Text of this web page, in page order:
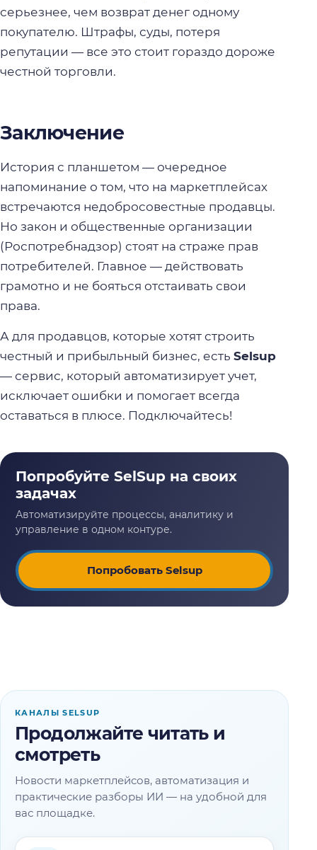
серьезнее, чем возврат денег одному
покупателю. Штрафы, суды, потеря
репутации — все это стоит гораздо дороже
честной торговли.
Заключение
История с планшетом — очередное
напоминание о том, что на маркетплейсах
встречаются недобросовестные продавцы.
Но закон и общественные организации
(Роспотребнадзор) стоят на страже прав
потребителей. Главное — действовать
грамотно и не бояться отстаивать свои
права.
А для продавцов, которые хотят строить
честный и прибыльный бизнес, есть Selsup
— сервис, который автоматизирует учет,
исключает ошибки и помогает всегда
оставаться в плюсе. Подключайтесь!
Попробовать Selsup
КАНАЛЫ SELSUP
Продолжайте читать и
смотреть
Новости маркетплейсов, автоматизация и
практические разборы ИИ — на удобной для
вас площадке.